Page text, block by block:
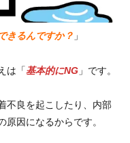
きるんですか？ 」
は「基本的にNG 」です。
不良を起こしたり、内部
因になるからです。